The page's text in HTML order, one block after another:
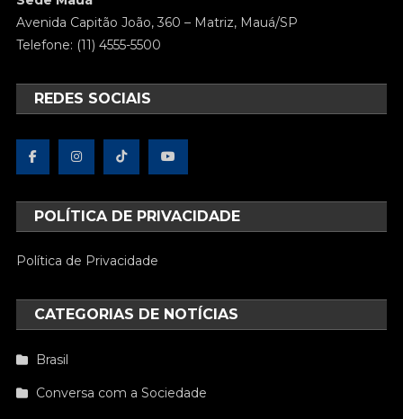
Avenida Capitão João, 360 – Matriz, Mauá/SP
Telefone: (11) 4555-5500
REDES SOCIAIS
POLÍTICA DE PRIVACIDADE
Política de Privacidade
CATEGORIAS DE NOTÍCIAS
Brasil
Conversa com a Sociedade